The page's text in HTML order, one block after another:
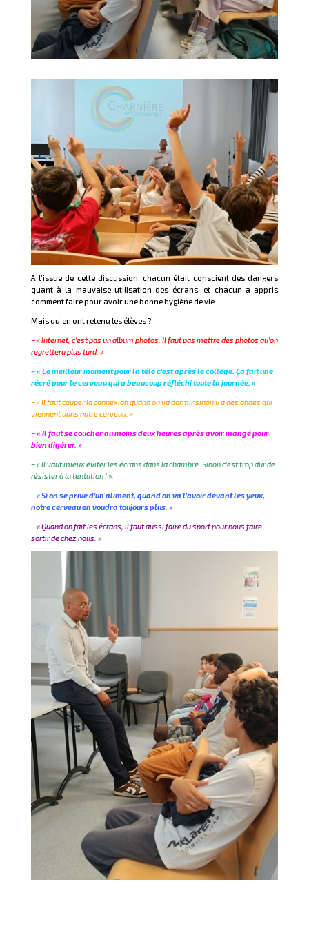
A l’issue de cette discussion, chacun était conscient des dangers
quant à la mauvaise utilisation des écrans, et chacun a appris
comment faire pour avoir une bonne hygiène de vie.
Mais qu’en ont retenu les élèves ?
– « Internet, c’est pas un album photos. Il faut pas mettre des photos qu’on
regrettera plus tard. »
– « Le meilleur moment pour la télé c’est après le collège. Ça fait une
récré pour le cerveau qui a beaucoup réfléchi toute la journée. »
–« Il faut couper la connexion quand on va dormir sinon y a des ondes qui
viennent dans notre cerveau. »
–« Il faut se coucher au moins deux heures après avoir mangé pour
bien digérer. »
– « Il vaut mieux éviter les écrans dans la chambre. Sinon c’est trop dur de
résister à la tentation ! ».
– «Si on se prive d’un aliment, quand on va l’avoir devant les yeux,
notre cerveau en voudra toujours plus. »
– « Quand on fait les écrans, il faut aussi faire du sport pour nous faire
sortir de chez nous. »